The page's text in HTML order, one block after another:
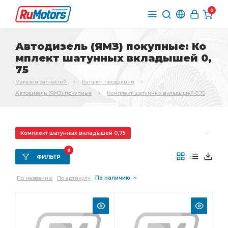
0
Автодизель (ЯМЗ) покупные: Ко
мплект шатунных вкладышей 0,
75
Магазин запчастей
Каталог продукции
Автодизель (ЯМЗ) покупные
Комплект шатунных вкладышей 0,75
Комплект шатунных вкладышей 0,75
Комплект шатунных
Комплект коренных вкладышей
коренных вкладышей
Комплект шатунных вкладышей
шатунных вкладышей Фитинг Камоцци
ФИЛЬТР
0
По названию По артикулу По наличию